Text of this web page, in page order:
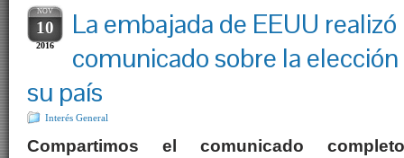
NOV
10
2016
La embajada de EEUU
comunicado sobre la
su país
Interés General
Compartimos el comunicado